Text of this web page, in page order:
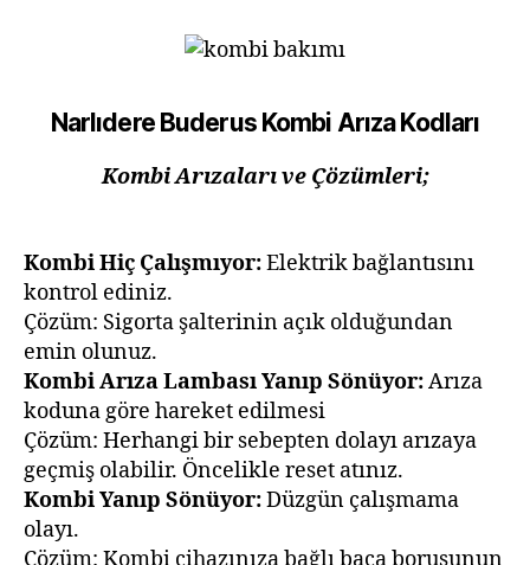
Narlıdere Buderus Kombi Arıza Kodları
Kombi Arızaları ve Çözümleri;
Kombi Hiç Çalışmıyor:Elektrik bağlantısını
kontrol ediniz.
Çözüm: Sigorta şalterinin açık olduğundan
emin olunuz.
Kombi Arıza Lambası Yanıp Sönüyor:Arıza
koduna göre hareket edilmesi
Çözüm: Herhangi bir sebepten dolayı arızaya
geçmiş olabilir. Öncelikle reset atınız.
Kombi Yanıp Sönüyor:Düzgün çalışmama
olayı.
Çözüm: Kombi cihazınıza bağlı baca borusunun